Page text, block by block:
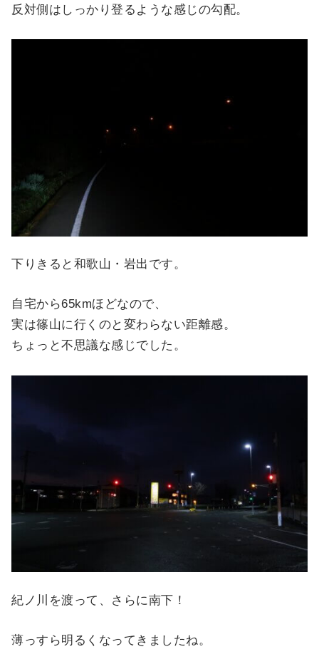
反対側はしっかり登るような感じの勾配。
下りきると和歌山・岩出です。
自宅から65kmほどなので、
実は篠山に行くのと変わらない距離感。
ちょっと不思議な感じでした。
紀ノ川を渡って、さらに南下！
薄っすら明るくなってきましたね。